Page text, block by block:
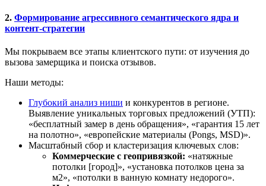
2. Формирование агрессивного семантического ядра и
контент-стратегии
Мы покрываем все этапы клиентского пути: от изучения до
вызова замерщика и поиска отзывов.
Наши методы:
Глубокий анализ ниши и конкурентов в регионе.
Выявление уникальных торговых предложений (УТП):
«бесплатный замер в день обращения», «гарантия 15 лет
на полотно», «европейские материалы (Pongs, MSD)».
Масштабный сбор и кластеризация ключевых слов:
Коммерческие с геопривязкой: «натяжные
потолки [город]», «установка потолков цена за
м2», «потолки в ванную комнату недорого».